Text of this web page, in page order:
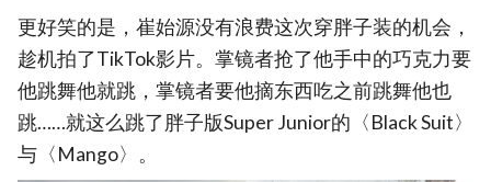
更好笑的是，崔始源没有浪费这次穿胖子装的机会，
趁机拍了TikTok影片。掌镜者抢了他手中的巧克力要
他跳舞他就跳，掌镜者要他摘东西吃之前跳舞他也
跳……就这么跳了胖子版Super Junior的〈Black Suit〉
与〈Mango〉。